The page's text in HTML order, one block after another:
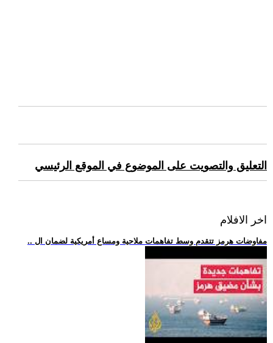
التعليق والتصويت على الموضوع في الموقع الرئيسي
اخر الافلام
.. مفاوضات هرمز تتقدم وسط تفاهمات ملاحية ومساع أمريكية لضمان ال